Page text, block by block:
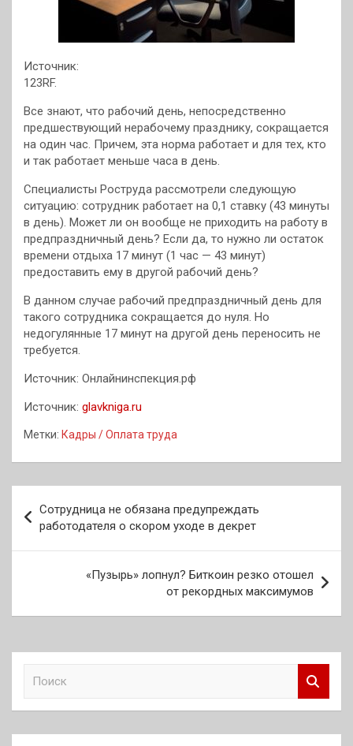
Источник:
123RF.
Все знают, что рабочий день, непосредственно
предшествующий нерабочему празднику, сокращается
на один час. Причем, эта норма работает и для тех, кто
и так работает меньше часа в день.
Специалисты Роструда рассмотрели следующую
ситуацию: сотрудник работает на 0,1 ставку (43 минуты
в день). Может ли он вообще не приходить на работу в
предпраздничный день? Если да, то нужно ли остаток
времени отдыха 17 минут (1 час — 43 минут)
предоставить ему в другой рабочий день?
В данном случае рабочий предпраздничный день для
такого сотрудника сокращается до нуля. Но
недогулянные 17 минут на другой день переносить не
требуется.
Источник: Онлайнинспекция.рф
Источник: glavkniga.ru
Метки: Кадры / Оплата труда
по
записям
Сотрудница не обязана предупреждать
работодателя о скором уходе в декрет
«Пузырь» лопнул? Биткоин резко отошел
от рекордных максимумов
к